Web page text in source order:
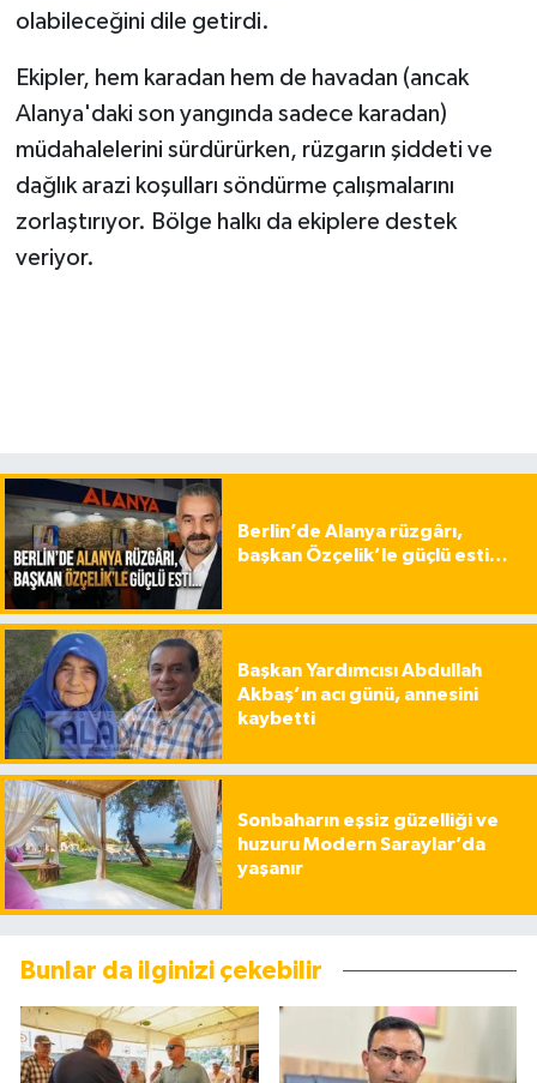
olabileceğini dile getirdi.
Ekipler, hem karadan hem de havadan (ancak
Alanya'daki son yangında sadece karadan)
müdahalelerini sürdürürken, rüzgarın şiddeti ve
dağlık arazi koşulları söndürme çalışmalarını
zorlaştırıyor. Bölge halkı da ekiplere destek
veriyor.
Berlin’de Alanya rüzgârı,
başkan Özçelik’le güçlü esti…
Başkan Yardımcısı Abdullah
Akbaş’ın acı günü, annesini
kaybetti
Sonbaharın eşsiz güzelliği ve
huzuru Modern Saraylar’da
yaşanır
Bunlar da ilginizi çekebilir